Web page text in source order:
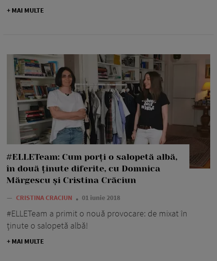
+ MAI MULTE
#ELLETeam: Cum porți o salopetă albă,
în două ținute diferite, cu Domnica
Mărgescu și Cristina Crăciun
— CRISTINA CRACIUN 01 iunie 2018
#ELLETeam a primit o nouă provocare: de mixat în
ținute o salopetă albă!
+ MAI MULTE